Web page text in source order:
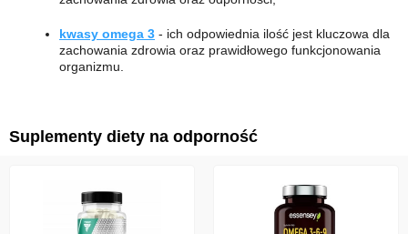
kwasy omega 3 - ich odpowiednia ilość jest kluczowa dla
zachowania zdrowia oraz prawidłowego funkcjonowania
organizmu.
Suplementy diety na odporność